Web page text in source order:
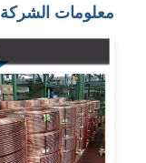
معلومات الشركة